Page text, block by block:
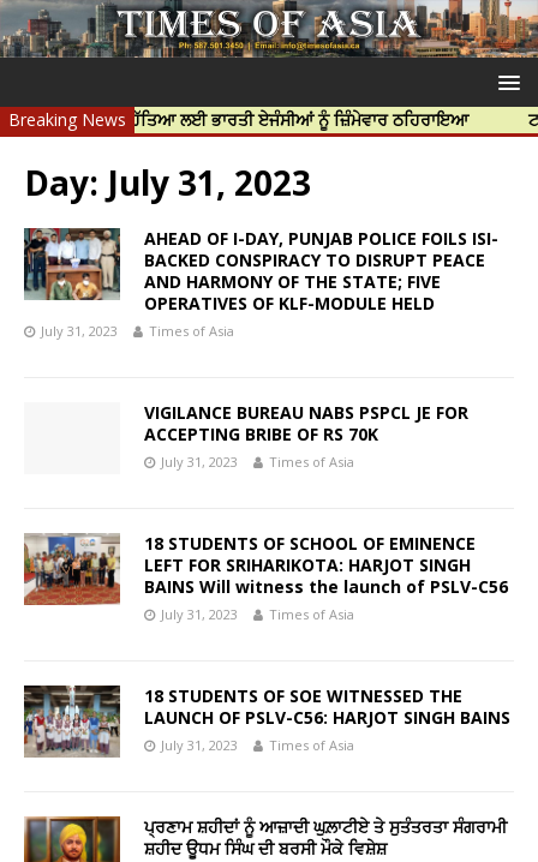
Breaking News
ਦੀ ਹੱਤਿਆ ਲਈ ਭਾਰਤੀ ਏਜੰਸੀਆਂ ਨੂੰ ਜ਼ਿੰਮੇਵਾਰ ਠਹਿਰਾਇਆ ਟਰੱਸਟਡ
Day: July 31, 2023
AHEAD OF I-DAY, PUNJAB POLICE FOILS ISI-
BACKED CONSPIRACY TO DISRUPT PEACE
AND HARMONY OF THE STATE; FIVE
OPERATIVES OF KLF-MODULE HELD
July 31, 2023 Times of Asia
VIGILANCE BUREAU NABS PSPCL JE FOR
ACCEPTING BRIBE OF RS 70K
July 31, 2023 Times of Asia
18 STUDENTS OF SCHOOL OF EMINENCE
LEFT FOR SRIHARIKOTA: HARJOT SINGH
BAINS Will witness the launch of PSLV-C56
July 31, 2023 Times of Asia
18 STUDENTS OF SOE WITNESSED THE
LAUNCH OF PSLV-C56: HARJOT SINGH BAINS
July 31, 2023 Times of Asia
ਪ੍ਰਣਾਮ ਸ਼ਹੀਦਾਂ ਨੂੰ ਆਜ਼ਾਦੀ ਘੁਲ਼ਾਟੀਏ ਤੇ ਸੁਤੰਤਰਤਾ ਸੰਗਰਾਮੀ
ਸ਼ਹੀਦ ਊਧਮ ਸਿੰਘ ਦੀ ਬਰਸੀ ਮੌਕੇ ਵਿਸ਼ੇਸ਼